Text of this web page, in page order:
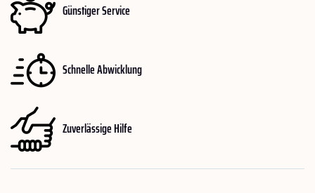
Günstiger Service
Schnelle Abwicklung
Zuverlässige Hilfe